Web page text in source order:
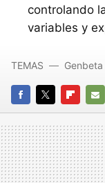
controlando
variables y
FACEBOOK
TWITTER
E-
TEMAS